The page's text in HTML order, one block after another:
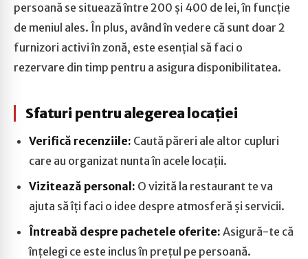
persoană se situează între 200 și 400 de lei, în funcție
de meniul ales. În plus, având în vedere că sunt doar 2
furnizori activi în zonă, este esențial să faci o
rezervare din timp pentru a asigura disponibilitatea.
Sfaturi pentru alegerea locației
Verifică recenziile: Caută păreri ale altor cupluri
care au organizat nunta în acele locații.
Vizitează personal: O vizită la restaurant te va
ajuta să îți faci o idee despre atmosferă și servicii.
Întreabă despre pachetele oferite: Asigură-te că
înțelegi ce este inclus în prețul pe persoană.